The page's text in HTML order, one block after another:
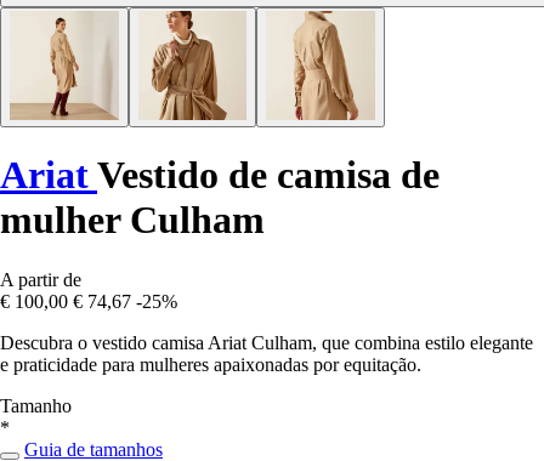
AriatVestido de camisa de
mulher Culham
A partir de
€ 100,00 € 74,67 -25%
Descubra o vestido camisa Ariat Culham, que combina estilo elegante
e praticidade para mulheres apaixonadas por equitação.
Tamanho
*
Guia de tamanhos